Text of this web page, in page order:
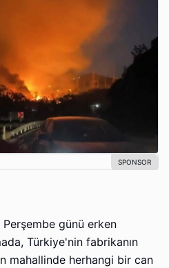
günü erken
Türkiye'nin fabrikanın
mahallinde herhangi bir can